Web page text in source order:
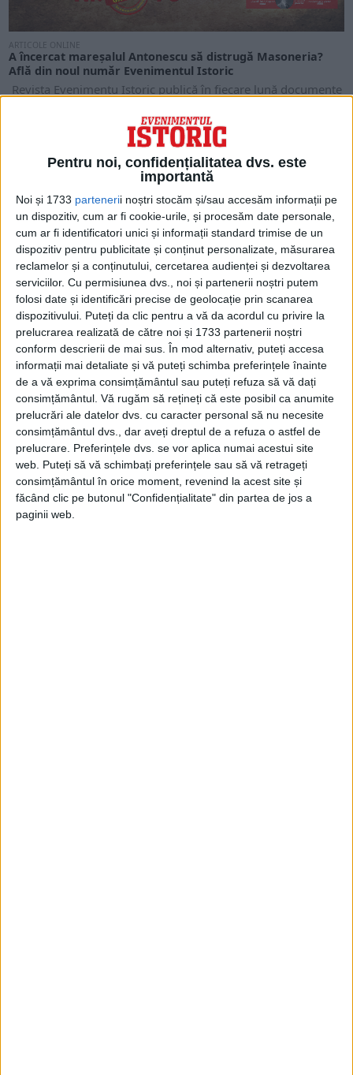
Pentru noi, confidențialitatea dvs. este
importantă
Noi și 1733 partenerii noștri stocăm și/sau accesăm informații pe
un dispozitiv, cum ar fi cookie-urile, și procesăm date personale,
cum ar fi identificatori unici și informații standard trimise de un
dispozitiv pentru publicitate și conținut personalizate, măsurarea
reclamelor și a conținutului, cercetarea audienței și dezvoltarea
serviciilor. Cu permisiunea dvs., noi și partenerii noștri putem
folosi date și identificări precise de geolocație prin scanarea
dispozitivului. Puteți da clic pentru a vă da acordul cu privire la
prelucrarea realizată de către noi și 1733 partenerii noștri
conform descrierii de mai sus. În mod alternativ, puteți accesa
informații mai detaliate și vă puteți schimba preferințele înainte
de a vă exprima consimțământul sau puteți refuza să vă dați
consimțământul. Vă rugăm să rețineți că este posibil ca anumite
prelucrări ale datelor dvs. cu caracter personal să nu necesite
consimțământul dvs., dar aveți dreptul de a refuza o astfel de
prelucrare. Preferințele dvs. se vor aplica numai acestui site
web. Puteți să vă schimbați preferințele sau să vă retrageți
consimțământul în orice moment, revenind la acest site și
făcând clic pe butonul "Confidențialitate" din partea de jos a
paginii web.
ARTICOLE ONLINE
A încercat mareșalul Antonescu să distrugă Masoneria?
Află din noul număr Evenimentul Istoric
Revista Evenimentu Istoric publică în fiecare lună documente
ARTICOLE ONLINE
114 ani de la nașterea celui de-al patrulea Patriarh al
României, Iustin Moisescu
Patriarhul Iustin Moisescu a fost cel de-al patrulea Patriarh al
României (1977-1986).